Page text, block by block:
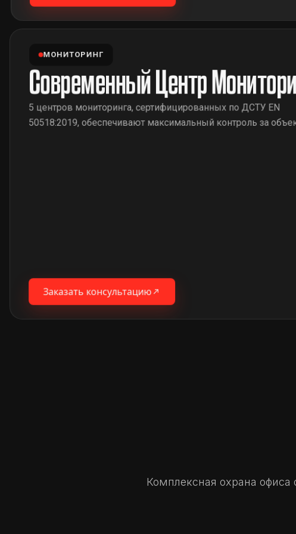
МОНИТОРИНГ
Современный Центр
5 центров мониторинга, сертифицированных по ДСТУ EN
50518:2019, обеспечивают максимальный контроль за
Заказать консультацию
Комплексная охрана